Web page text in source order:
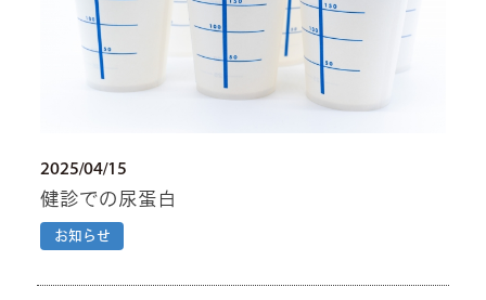
2025/04/15
健診での尿蛋白
お知らせ